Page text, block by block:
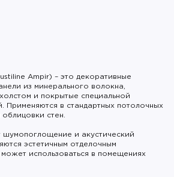
Ampir) – это декоративные
из минерального волокна,
и покрытые специальной
Применяются в стандартных потолочных
стен.
шумопоглощение и акустический
эстетичным отделочным
использоваться в помещениях